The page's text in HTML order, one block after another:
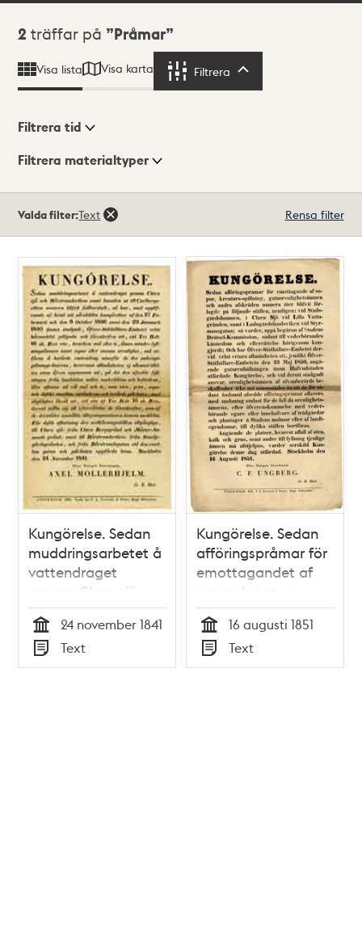
Sökresultat
2 träffar på Pråmar
Visa lista Visa karta Filtrera
Visningsläge
Filtrera tid
Filtrera materialtyper
träffar
Valda filter:Text Rensa filter
Kungörelse. Sedan
muddringsarbetet å
vattendraget
genom Clara sjö
och Rörstrandsviken
samt kanalen ut till
Carlbergsviken
numera blifvit
Tid
24 november 1841
Typ
Text
Kungörelse. Sedan
afföringspråmar för
emottagandet af
sopor, kreaturs-
spillning,
gatuorenlighetsämnen
och andra
afskräden numera
Tid
16 augusti 1851
Typ
Text